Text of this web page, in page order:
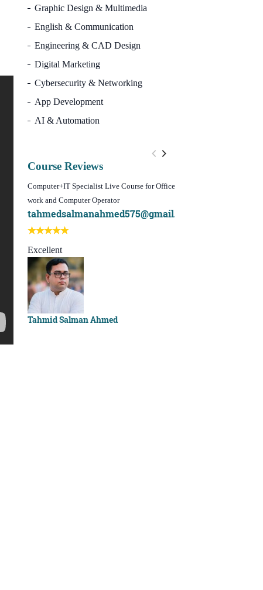
Graphic Design & Multimedia
English & Communication
Engineering & CAD Design
Digital Marketing
Cybersecurity & Networking
App Development
AI & Automation
Course Reviews
Computer+IT Specialist Live Course for Office
work and Computer Operator
tahmedsalmanahmed575@gmail.com
Excellent
Tahmid Salman Ahmed